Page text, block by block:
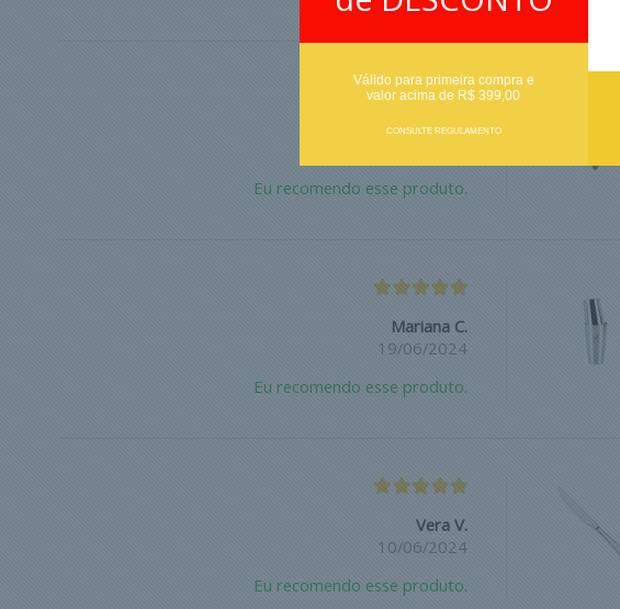
Válido para primeira compra e
valor acima de R$ 399,00
CONSULTE REGULAMENTO
Esther S.
Eu recomendo esse produto.
Mariana C.
19/06/2024
Eu recomendo esse produto.
Vera V.
10/06/2024
Eu recomendo esse produto.